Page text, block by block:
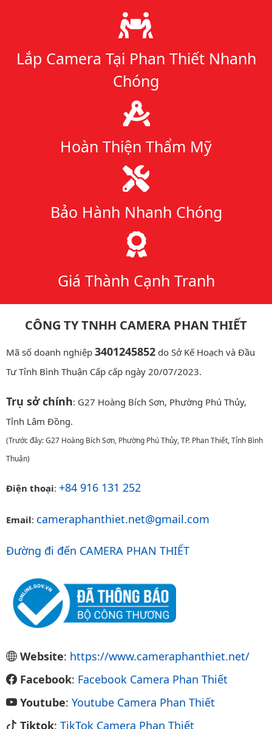
Lý do chọn chúng tôi
Lắp Camera Tại Phan Thiết Nhanh
Chóng
Hoàn Thiện Thẩm Mỹ
Bảo Hành Nhanh Chóng
Giá Thành Cạnh Tranh
CÔNG TY TNHH CAMERA PHAN THIẾT
Mã số doanh nghiệp 3401245852 do Sở Kế Hoạch và Đầu
Tư Tỉnh Bình Thuận Cấp cấp ngày 20/07/2023.
Trụ sở chính: G27 Hoàng Bích Sơn, Phường Phú Thủy,
Tỉnh Lâm Đồng.
(Trước đây: G27 Hoàng Bích Sơn, Phường Phú Thủy, TP. Phan Thiết, Tỉnh Bình
Thuận)
Điện thoại: +84 916 131 252
Email: cameraphanthiet.net@gmail.com
Đường đi đến CAMERA PHAN THIẾT
Website: https://www.cameraphanthiet.net/
Facebook: Facebook Camera Phan Thiết
Youtube: Youtube Camera Phan Thiết
Tiktok: TikTok Camera Phan Thiết